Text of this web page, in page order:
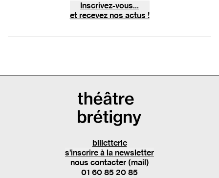
Inscrivez-vous...
et recevez nos actus !
billetterie
s’inscrire à la newsletter
nous contacter (mail)
01 60 85 20 85